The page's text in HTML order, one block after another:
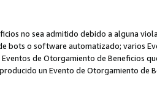
no sea admitido debido a alguna
bots o software automatizado; varios
de Otorgamiento de Beneficios
un Evento de Otorgamiento de